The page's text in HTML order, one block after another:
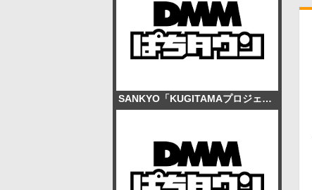
SANKYO「KUGITAMAプロジェクト」、全国各地で体験型店舗を展開へ 羽根モノ・低中射幸機も複数開発中